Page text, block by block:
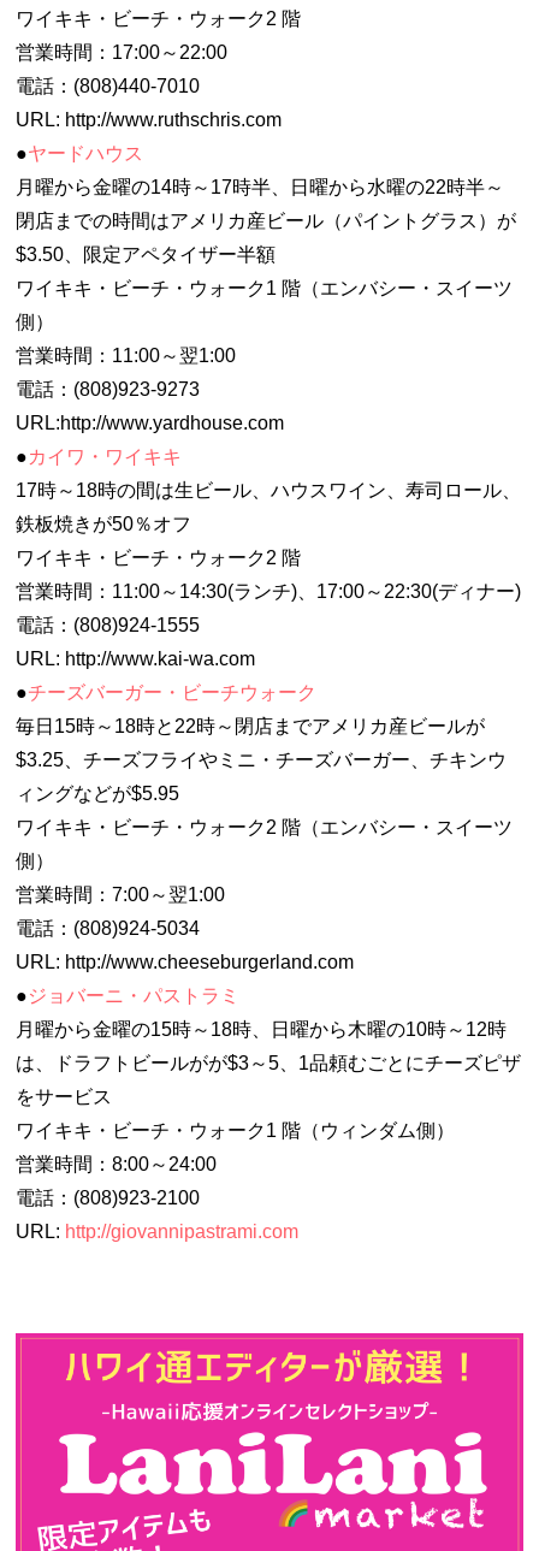
ワイキキ・ビーチ・ウォーク2 階
営業時間：17:00～22:00
電話：(808)440-7010
URL: http://www.ruthschris.com
●ヤードハウス
月曜から金曜の14時～17時半、日曜から水曜の22時半～
閉店までの時間はアメリカ産ビール（パイントグラス）が
$3.50、限定アペタイザー半額
ワイキキ・ビーチ・ウォーク1 階（エンバシー・スイーツ
側）
営業時間：11:00～翌1:00
電話：(808)923-9273
URL:http://www.yardhouse.com
●カイワ・ワイキキ
17時～18時の間は生ビール、ハウスワイン、寿司ロール、
鉄板焼きが50％オフ
ワイキキ・ビーチ・ウォーク2 階
営業時間：11:00～14:30(ランチ)、17:00～22:30(ディナー)
電話：(808)924-1555
URL: http://www.kai-wa.com
●チーズバーガー・ビーチウォーク
毎日15時～18時と22時～閉店までアメリカ産ビールが
$3.25、チーズフライやミニ・チーズバーガー、チキンウ
ィングなどが$5.95
ワイキキ・ビーチ・ウォーク2 階（エンバシー・スイーツ
側）
営業時間：7:00～翌1:00
電話：(808)924-5034
URL: http://www.cheeseburgerland.com
●ジョバーニ・パストラミ
月曜から金曜の15時～18時、日曜から木曜の10時～12時
は、ドラフトビールがが$3～5、1品頼むごとにチーズピザ
をサービス
ワイキキ・ビーチ・ウォーク1 階（ウィンダム側）
営業時間：8:00～24:00
電話：(808)923-2100
URL: http://giovannipastrami.com